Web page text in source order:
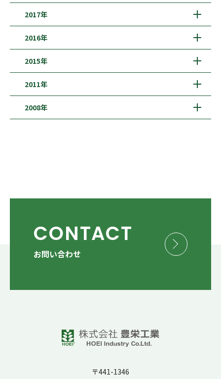
2017年
2016年
2015年
2011年
2008年
CONTACT
お問い合わせ
〒441-1346